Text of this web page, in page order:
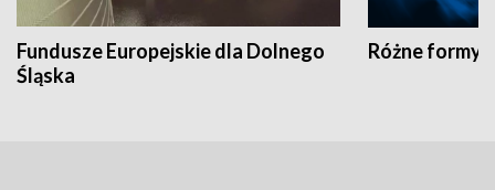
Fundusze Europejskie dla Dolnego
Śląska
Różne formy